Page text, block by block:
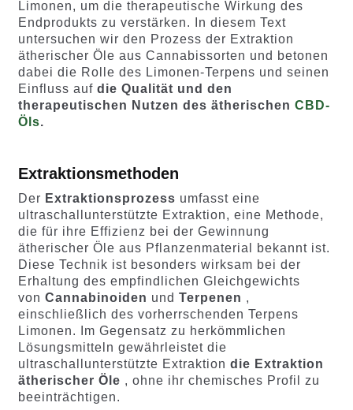
Limonen, um die therapeutische Wirkung des
Endprodukts zu verstärken. In diesem Text
untersuchen wir den Prozess der Extraktion
ätherischer Öle aus Cannabissorten und betonen
dabei die Rolle des Limonen-Terpens und seinen
Einfluss auf die Qualität und den
therapeutischen Nutzen des ätherischen CBD-
Öls.
Extraktionsmethoden
Der Extraktionsprozess umfasst eine
ultraschallunterstützte Extraktion, eine Methode,
die für ihre Effizienz bei der Gewinnung
ätherischer Öle aus Pflanzenmaterial bekannt ist.
Diese Technik ist besonders wirksam bei der
Erhaltung des empfindlichen Gleichgewichts
von Cannabinoiden und Terpenen ,
einschließlich des vorherrschenden Terpens
Limonen. Im Gegensatz zu herkömmlichen
Lösungsmitteln gewährleistet die
ultraschallunterstützte Extraktion die Extraktion
ätherischer Öle , ohne ihr chemisches Profil zu
beeinträchtigen.